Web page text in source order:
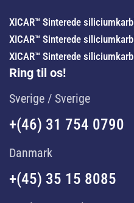
XICAR™ Sinterede
XICAR™ Sinterede
XICAR™ Sinterede
Ring til os!
Sverige / Sverige
+(46) 31 754 0790
Danmark
+(45) 35 15 8085